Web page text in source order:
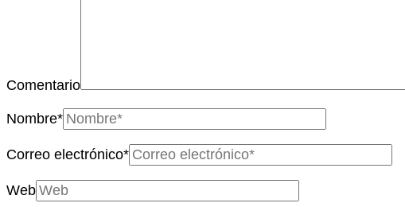
Comentario
Nombre*
Correo electrónico*
Web